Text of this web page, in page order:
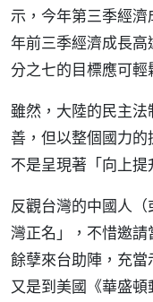
示，今年第三季經
年前三季經濟成長
分之七的目標應可輕
雖然，大陸的民主
善，但以整個國力
不是呈現著「向上提
反觀台灣的中國人
灣正名」，不惜邀
餘孽來台助陣，充當
又是到美國《華盛